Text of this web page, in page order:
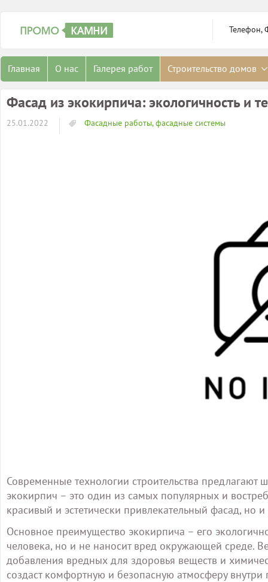
Телефон,
Главная О нас Галерея работ Строительство домов
Фасад из экокирпича: экологичность и
25.01.2022 Фасадные работы, фасадные системы
Современные технологии строительства
экокирпич – это один из самых популярных и
красивый и эстетически привлекательный фасад, но
Основное преимущество экокирпича – его
человека, но и не наносит вред окружающей среде.
добавления вредных для здоровья веществ и
создаст комфортную и безопасную атмосферу